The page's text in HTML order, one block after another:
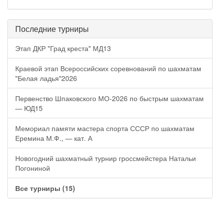
Последние турниры
Этап ДКР "Град креста" МД13
Краевой этап Всероссийских соревнований по шахматам
"Белая ладья"2026
Первенство Шпаковского МО-2026 по быстрым шахматам
— ЮД15
Мемориал памяти мастера спорта СССР по шахматам
Еремина М.Ф., — кат. А
Новогодний шахматный турнир гроссмейстера Натальи
Погониной
Все турниры (15)